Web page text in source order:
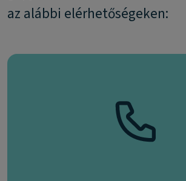
az alábbi elérhetőségeken: